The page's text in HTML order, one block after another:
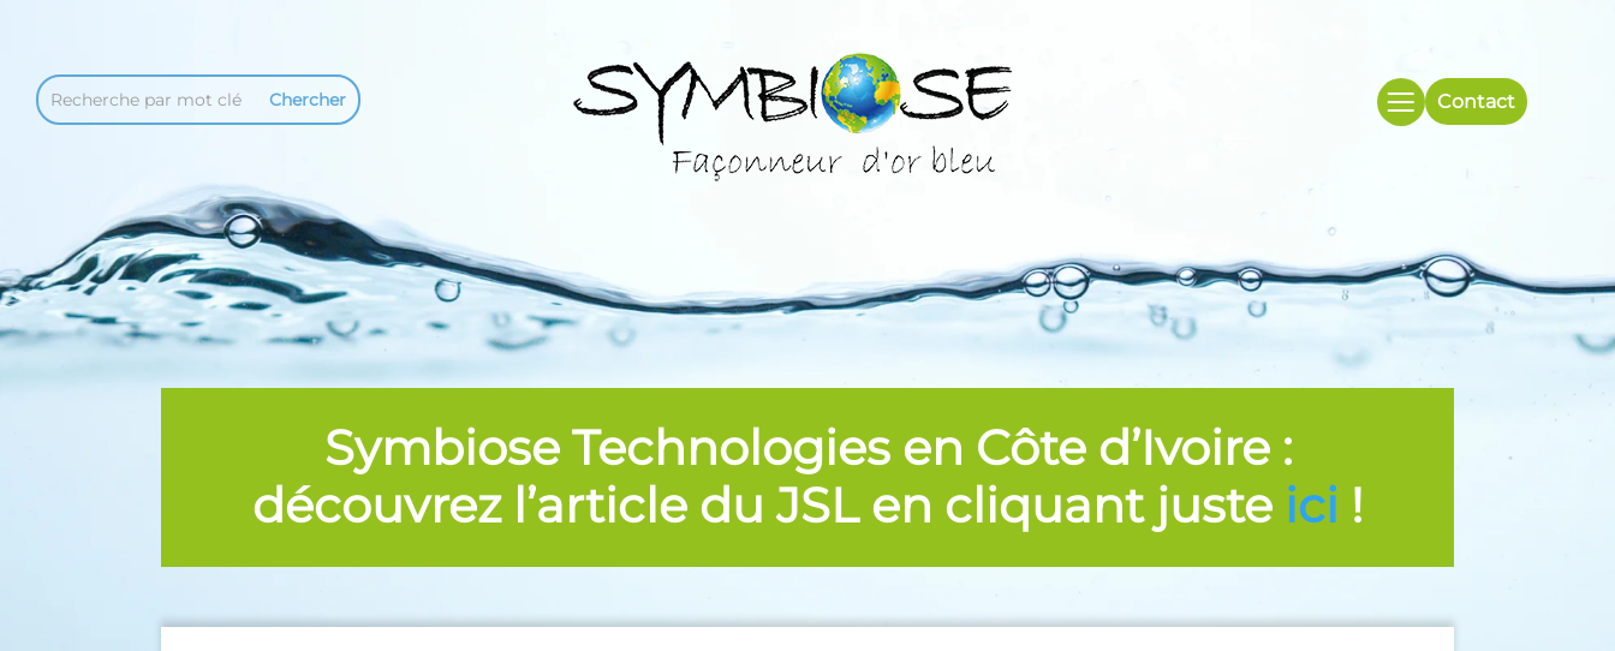
Contact
Symbiose Technologies en Côte d’Ivoire :
découvrez l’article du JSL en cliquant juste ici !